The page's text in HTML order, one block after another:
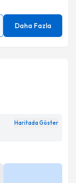
Daha Fazla
Haritada Göster